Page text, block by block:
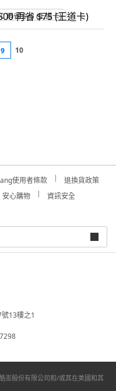
再省 $75 (王道卡)
9 10
使用者條款
退換貨政策
安心購物
資訊安全
13樓之1
澎股份有限公司和/或其在美國和其